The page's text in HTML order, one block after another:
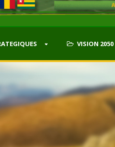
VISION 2050